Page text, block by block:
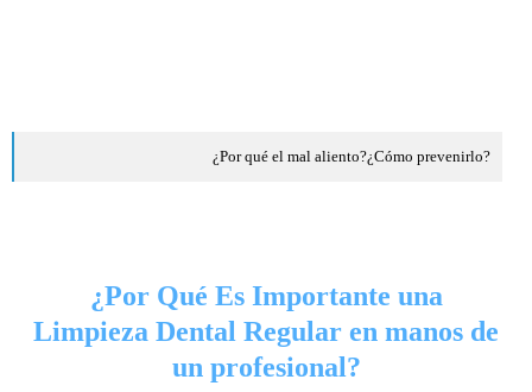
¿Por qué el mal aliento?¿Cómo prevenirlo?
¿Por Qué Es Importante una
Limpieza Dental Regular en manos de
un profesional?